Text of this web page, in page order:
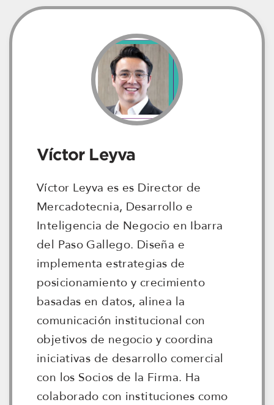
Víctor Leyva
Víctor Leyva es es Director de
Mercadotecnia, Desarrollo e
Inteligencia de Negocio en Ibarra
del Paso Gallego. Diseña e
implementa estrategias de
posicionamiento y crecimiento
basadas en datos, alinea la
comunicación institucional con
objetivos de negocio y coordina
iniciativas de desarrollo comercial
con los Socios de la Firma. Ha
colaborado con instituciones como